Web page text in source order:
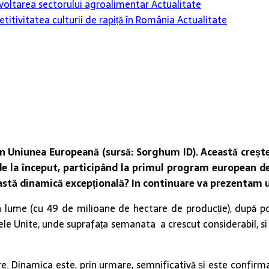
sectorului agroalimentarActualitate
culturii de rapiță în RomâniaActualitate
Europeană (sursă: Sorghum ID). Această
la început, participând la primul program european
dinamică excepțională? In continuare va
(cu 49 de milioane de hectare de producție), după
Unite, unde suprafața semanata a crescut considerabil,
Dinamica este, prin urmare, semnificativă și este